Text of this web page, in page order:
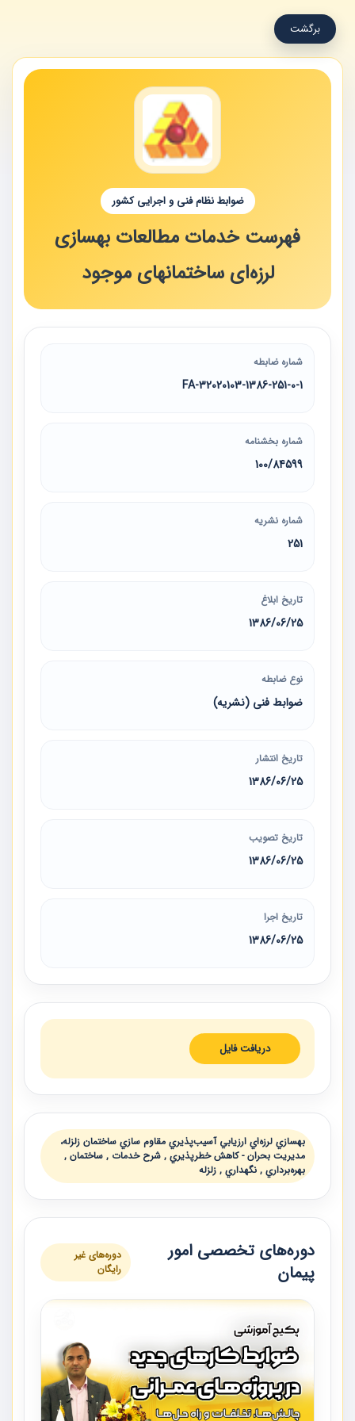
برگشت
ضوابط نظام فنی و اجرایی کشور
فهرست خدمات مطالعات بهسازی
لرزه‌ای ساختمانهای موجود
شماره ضابطه
32020103-1386-251-0-1-FA
شماره بخشنامه
100/84599
شماره نشریه
251
تاریخ ابلاغ
1386/06/25
نوع ضابطه
ضوابط فنی (نشریه)
تاریخ انتشار
1386/06/25
تاریخ تصویب
1386/06/25
تاریخ اجرا
1386/06/25
دریافت فایل
بهسازي لرزه‌اي ارزيابي آسيب‌پذيري مقاوم سازي ساختمان زلزله،
مديريت بحران - كاهش خطرپذيري , شرح خدمات , ساختمان ,
بهره‌برداري , نگهداري , زلزله
دوره‌های تخصصی امور
پیمان
دوره‌های غیر
رایگان